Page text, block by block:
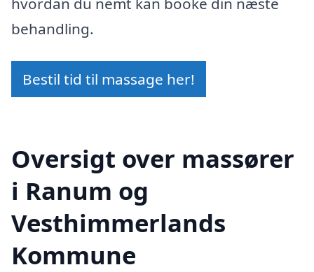
behandling.
Bestil tid til massage her!
Oversigt over massører
i Ranum og
Vesthimmerlands
Kommune